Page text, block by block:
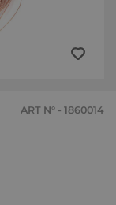
ART N° - 1860014